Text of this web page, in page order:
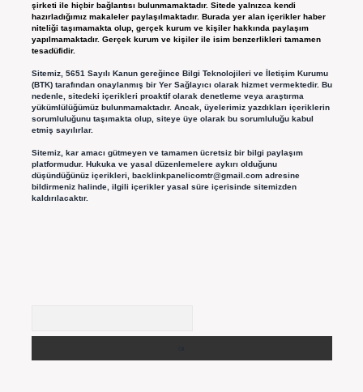
şirketi ile hiçbir bağlantısı bulunmamaktadır. Sitede yalnızca kendi
hazırladığımız makaleler paylaşılmaktadır. Burada yer alan içerikler haber
niteliği taşımamakta olup, gerçek kurum ve kişiler hakkında paylaşım
yapılmamaktadır. Gerçek kurum ve kişiler ile isim benzerlikleri tamamen
tesadüfidir.
Sitemiz, 5651 Sayılı Kanun gereğince Bilgi Teknolojileri ve İletişim Kurumu
(BTK) tarafından onaylanmış bir Yer Sağlayıcı olarak hizmet vermektedir. Bu
nedenle, sitedeki içerikleri proaktif olarak denetleme veya araştırma
yükümlülüğümüz bulunmamaktadır. Ancak, üyelerimiz yazdıkları içeriklerin
sorumluluğunu taşımakta olup, siteye üye olarak bu sorumluluğu kabul
etmiş sayılırlar.
Sitemiz, kar amacı gütmeyen ve tamamen ücretsiz bir bilgi paylaşım
platformudur. Hukuka ve yasal düzenlemelere aykırı olduğunu
düşündüğünüz içerikleri, backlinkpanelicomtr@gmail.comadresine
bildirmeniz halinde, ilgili içerikler yasal süre içerisinde sitemizden
kaldırılacaktır.